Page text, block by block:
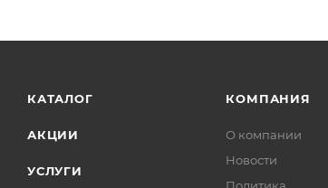
КАТАЛОГ
АКЦИИ
УСЛУГИ
КОМПАНИЯ
О компании
Новости